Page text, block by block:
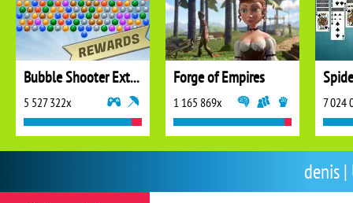
denis
Bubble Shooter Extreme
5 527 322x
Forge of Empires
1 165 869x 7 024